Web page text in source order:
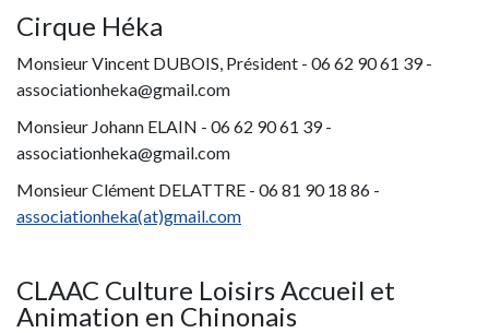
Cirque Héka
Monsieur Vincent DUBOIS, Président - 06 62 90 61 39 -
associationheka@gmail.com
Monsieur Johann ELAIN - 06 62 90 61 39 -
associationheka@gmail.com
Monsieur Clément DELATTRE - 06 81 90 18 86 -
associationheka(at)gmail.com
CLAAC Culture Loisirs Accueil et
Animation en Chinonais